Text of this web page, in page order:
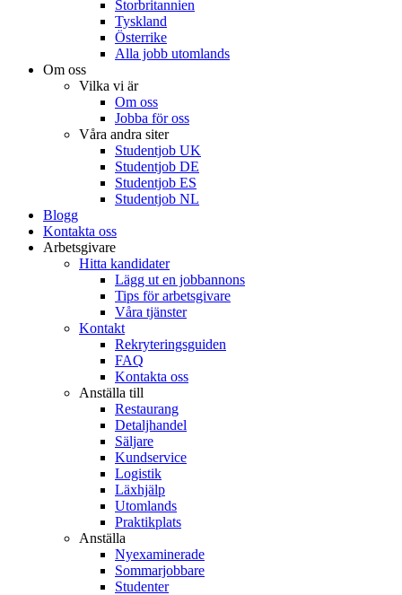
Storbritannien
Tyskland
Österrike
Alla jobb utomlands
Om oss
Vilka vi är
Om oss
Jobba för oss
Våra andra siter
Studentjob UK
Studentjob DE
Studentjob ES
Studentjob NL
Blogg
Kontakta oss
Arbetsgivare
Hitta kandidater
Lägg ut en jobbannons
Tips för arbetsgivare
Våra tjänster
Kontakt
Rekryteringsguiden
FAQ
Kontakta oss
Anställa till
Restaurang
Detaljhandel
Säljare
Kundservice
Logistik
Läxhjälp
Utomlands
Praktikplats
Anställa
Nyexaminerade
Sommarjobbare
Studenter